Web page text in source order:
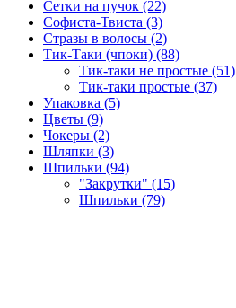
Сетки на пучок (22)
Софиста-Твиста (3)
Стразы в волосы (2)
Тик-Таки (чпоки) (88)
Тик-таки не простые (51)
Тик-таки простые (37)
Упаковка (5)
Цветы (9)
Чокеры (2)
Шляпки (3)
Шпильки (94)
"Закрутки" (15)
Шпильки (79)